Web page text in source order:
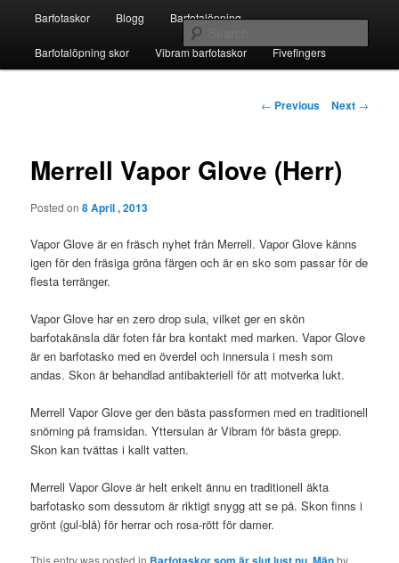
primary
contentBarfotaskor
Barfotaskor Blogg Barfotalöpning
Barfotalöpning skor Vibram barfotaskor Fivefingers
Post
← Previous Next →
Merrell Vapor Glove (Herr)
Posted on8 April , 2013
Vapor Glove är en fräsch nyhet från Merrell. Vapor Glove känns
igen för den fräsiga gröna färgen och är en sko som passar för de
flesta terränger.
Vapor Glove har en zero drop sula, vilket ger en skön
barfotakänsla där foten får bra kontakt med marken. Vapor Glove
är en barfotasko med en överdel och innersula i mesh som
andas. Skon är behandlad antibakteriell för att motverka lukt.
Merrell Vapor Glove ger den bästa passformen med en traditionell
snörning på framsidan. Yttersulan är Vibram för bästa grepp.
Skon kan tvättas i kallt vatten.
Merrell Vapor Glove är helt enkelt ännu en traditionell äkta
barfotasko som dessutom är riktigt snygg att se på. Skon finns i
grönt (gul-blå) för herrar och rosa-rött för damer.